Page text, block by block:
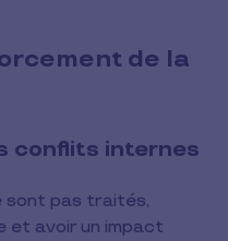
de la
conflits internes
sont pas traités,
et avoir un impact